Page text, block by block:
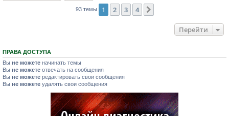
93 темы 1 2 3 4
Перейти
ПРАВА ДОСТУПА
Вы не можете начинать темы
Вы не можете отвечать на сообщения
Вы не можете редактировать свои сообщения
Вы не можете удалять свои сообщения